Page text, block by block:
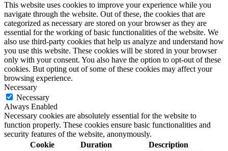
This website uses cookies to improve your experience while you
navigate through the website. Out of these, the cookies that are
categorized as necessary are stored on your browser as they are
essential for the working of basic functionalities of the website. We
also use third-party cookies that help us analyze and understand how
you use this website. These cookies will be stored in your browser
only with your consent. You also have the option to opt-out of these
cookies. But opting out of some of these cookies may affect your
browsing experience.
Necessary
Necessary
Always Enabled
Necessary cookies are absolutely essential for the website to
function properly. These cookies ensure basic functionalities and
security features of the website, anonymously.
Cookie
Duration Description